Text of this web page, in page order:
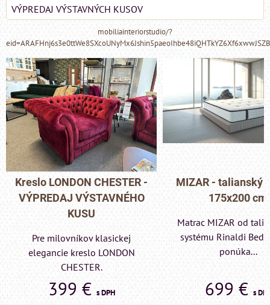
VÝPREDAJ VÝSTAVNÝCH KUSOV
mobiliainteriorstudio/?
MIZAR - talianský matrac
175x200 cm
Matrac MIZAR od talianskeho
systému Rinaldi Bed System
ponúka...
699 €s DPH
Pohovka LONDON
- VÝPREDAJ
KUSU
Pre milovníkov
elegancie kreslo a
LONDON
599 €s